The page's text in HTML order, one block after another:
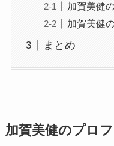
加賀美健
加賀美健
まとめ
加賀美健のプロ